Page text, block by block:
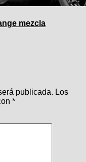
mezcla
publicada. Los
*